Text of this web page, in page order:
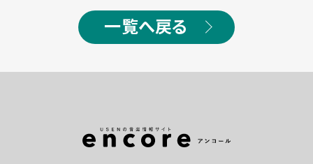
一覧へ戻る